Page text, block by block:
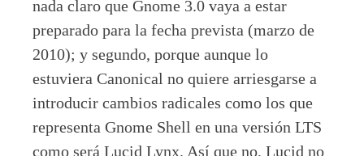
nada claro que Gnome 3.0 vaya a estar
preparado para la fecha prevista (marzo de
2010); y segundo, porque aunque lo
estuviera Canonical no quiere arriesgarse a
introducir cambios radicales como los que
representa Gnome Shell en una versión LTS
como será Lucid Lynx. Así que no, Lucid no